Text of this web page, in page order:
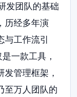
发团队的基础
历经多年演
工作流引
一款工具，
管理框架，
至万人团队的